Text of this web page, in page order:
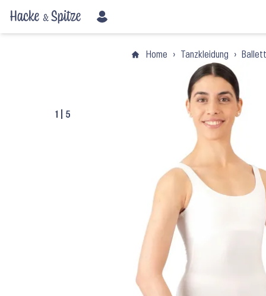
Home › Tanzkleidung ›
1 5